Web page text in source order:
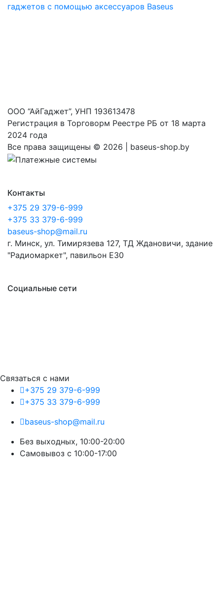
гаджетов с помощью аксессуаров Baseus
ООО “АйГаджет”, УНП 193613478
Регистрация в Торговорм Реестре РБ от 18 марта
2024 года
Все права защищены © 2026 | baseus-shop.by
Контакты
+375 29 379-6-999
+375 33 379-6-999
baseus-shop@mail.ru
г. Минск, ул. Тимирязева 127, ТД Ждановичи, здание
"Радиомаркет", павильон E30
Социальные сети
Связаться с нами
+375 29 379-6-999
+375 33 379-6-999
baseus-shop@mail.ru
Без выходных, 10:00-20:00
Cамовывоз с 10:00-17:00